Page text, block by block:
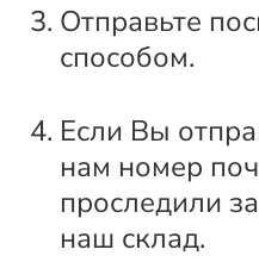
Отправьте
способом.
Если Вы
нам номер
проследили
наш склад.